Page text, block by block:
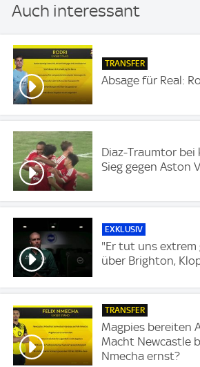
Auch interessant
TRANSFER
Absage für Real:
Diaz-Traumtor bei
Sieg gegen Aston
EXKLUSIV
"Er tut uns
über Brighton,
TRANSFER
Magpies bereiten
Macht Newcastle
Nmecha ernst?